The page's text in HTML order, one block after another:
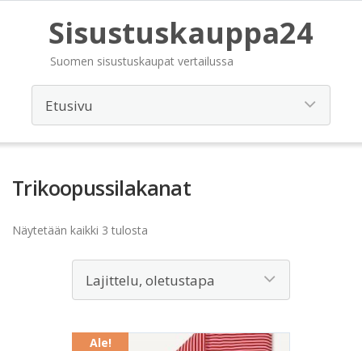
Sisustuskauppa24
Suomen sisustuskaupat vertailussa
Trikoopussilakanat
Näytetään kaikki 3 tulosta
Ale!